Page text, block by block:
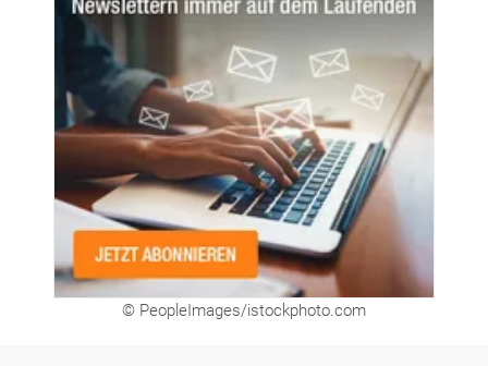
© PeopleImages/istockphoto.com